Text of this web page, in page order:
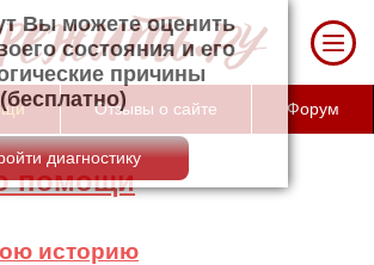
Вы можете оценить тяжесть
и его психологические
(бесплатно)
Отзывы о сайте Форум
помощи
историю